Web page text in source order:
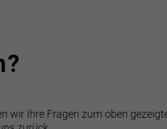
wir Ihre Fragen zum oben